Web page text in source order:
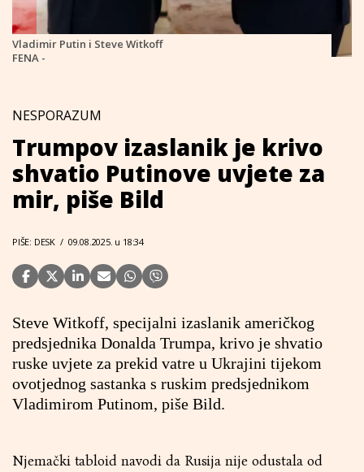
Vladimir Putin i Steve Witkoff
FENA -
NESPORAZUM
Trumpov izaslanik je krivo
shvatio Putinove uvjete za
mir, piše Bild
PIŠE: DESK / 09.08.2025. u 18:34
Steve Witkoff, specijalni izaslanik američkog
predsjednika Donalda Trumpa, krivo je shvatio
ruske uvjete za prekid vatre u Ukrajini tijekom
ovotjednog sastanka s ruskim predsjednikom
Vladimirom Putinom, piše Bild.
Njemački tabloid navodi da Rusija nije odustala od